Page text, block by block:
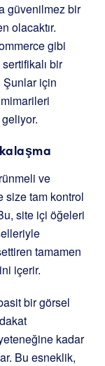
güvenilmez bir
olacaktır.
gibi
bir
Şunlar için
ve
size tam kontrol
site içi öğeleri
tamamen
içerir.
bir görsel
kadar
Bu esneklik,